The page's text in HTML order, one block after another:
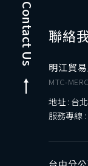
Contact Us 聯絡
明江貿
MTC-
地址 : 台
服務專線 :